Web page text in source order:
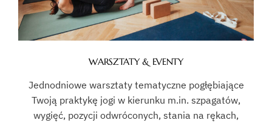
WARSZTATY & EVENTY
Jednodniowe warsztaty tematyczne pogłębiające
Twoją praktykę jogi w kierunku m.in. szpagatów,
wygięć, pozycji odwróconych, stania na rękach,